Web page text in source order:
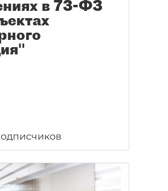
в 73-ФЗ